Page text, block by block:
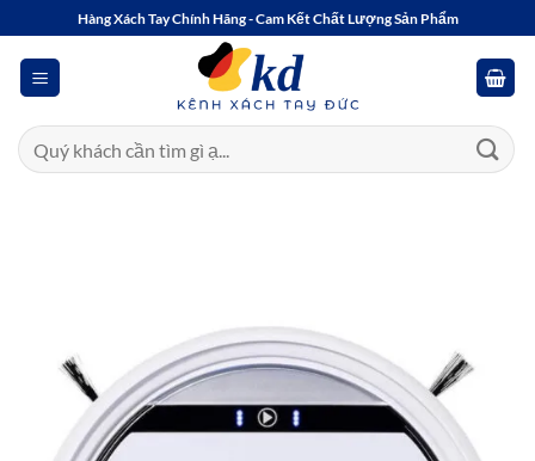
qua
dung
Hàng Xách Tay Chính Hãng - Cam Kết Chất Lượng Sản Phẩm
Tìm
kiếm: